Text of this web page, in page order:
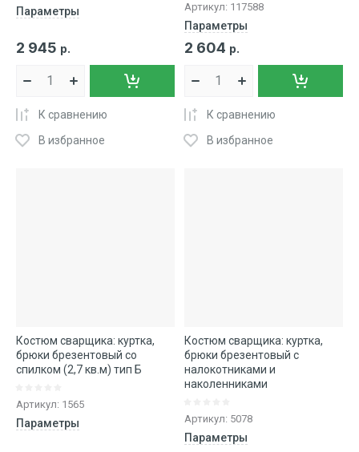
Параметры
2 945 р.
К сравнению
В избранное
Артикул: 117588
Параметры
2 604 р.
К сравнению
В избранное
Костюм сварщика: куртка,
брюки брезентовый со
спилком (2,7 кв.м) тип Б
Артикул: 1565
Параметры
Костюм сварщика: куртка,
брюки брезентовый с
налокотниками и
наколенниками
Артикул: 5078
Параметры